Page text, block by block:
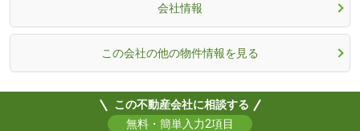
会社情報
この会社の他の物件情報を見る
この不動産会社に相談する
無料・簡単入力2項目